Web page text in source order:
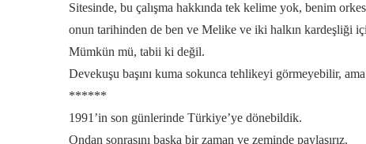
Sitesinde, bu çalışma hakkında tek kelime yok, benim
onun tarihinden de ben ve Melike ve iki halkın kardeşliği
Mümkün mü, tabii ki değil.
Devekuşu başını kuma sokunca tehlikeyi görmeyebilir,
******
1991’in son günlerinde Türkiye’ye dönebildik.
Ondan sonrasını başka bir zaman ve zeminde paylaşırız.